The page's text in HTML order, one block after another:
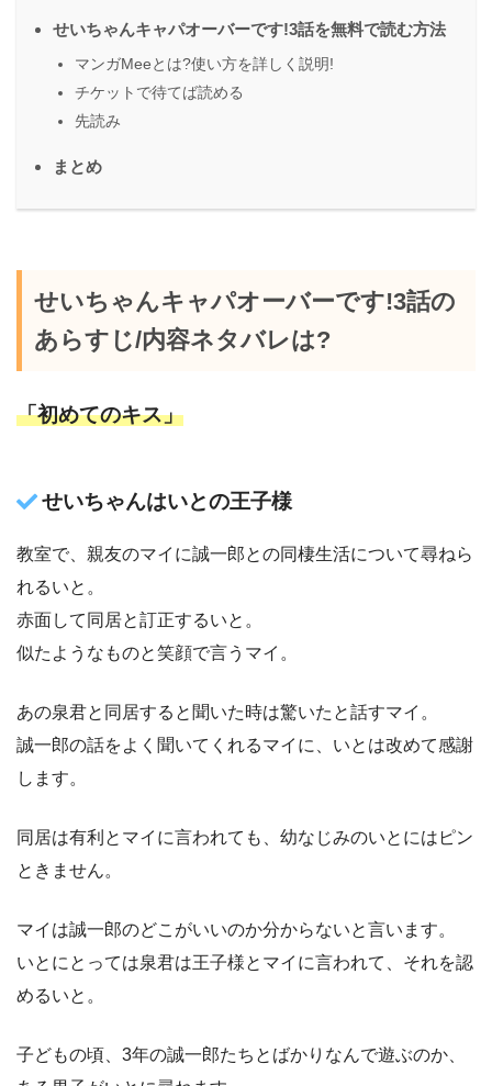
せいちゃんキャパオーバーです!3話を無料で読む方法
マンガMeeとは?使い方を詳しく説明!
チケットで待てば読める
先読み
まとめ
せいちゃんキャパオーバーです!3話の
あらすじ/内容ネタバレは?
「初めてのキス」
せいちゃんはいとの王子様
教室で、親友のマイに誠一郎との同棲生活について尋ねら
れるいと。
赤面して同居と訂正するいと。
似たようなものと笑顔で言うマイ。
あの泉君と同居すると聞いた時は驚いたと話すマイ。
誠一郎の話をよく聞いてくれるマイに、いとは改めて感謝
します。
同居は有利とマイに言われても、幼なじみのいとにはピン
ときません。
マイは誠一郎のどこがいいのか分からないと言います。
いとにとっては泉君は王子様とマイに言われて、それを認
めるいと。
子どもの頃、3年の誠一郎たちとばかりなんで遊ぶのか、